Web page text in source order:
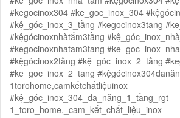
#kegocinox304 #ke_goc_inox_304
#kệ_góc_inox_3_tầng #kegocinox3tang
#kệgócinoxnhàtắm3tầng
#kegocinoxnhatam3tang
#kệgócinox2tầng #kệ_góc_inox_2_tầng
#ke_goc_inox_2_tang
1torohome,camkếtchấtliệuinox
#kệ_góc_inox_304_đa_năng_1_tầng_rgt-
1_toro_home,_cam_kết_chất_liệu_inox